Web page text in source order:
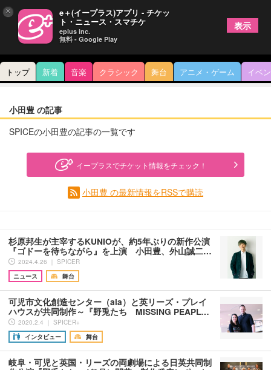
トップ 新着 音楽 クラシック 舞台 アニメ・ゲーム イベ
小田豊 の記事
SPICEの小田豊の記事の一覧です
イープラスでチケット情報をチェック！
小田豊 の最新情報をRSSで購読
杉原邦生が主宰するKUNIOが、約5年ぶりの新作公演
『ゴドーを待ちながら』を上演 小田豊、外山誠二…
2024.4.26 ｜ SPICER
ニュース
舞台
可児市文化創造センター（ala）と英リーズ・プレイ
ハウスが共同制作～『野兎たち MISSING PEAPL…
2020.2.4 ｜ SPICER+
インタビュー
舞台
岐阜・可児と英国・リーズの両劇場による日英共同制
× e＋(イープラス)アプリ - チケッ
ト・ニュース・スマチケ
eplus inc.
無料 - Google Play
表示